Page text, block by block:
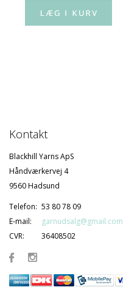
Kontakt
Blackhill Yarns ApS
Håndværkervej 4
9560 Hadsund
Telefon: 53 80 78 09
E-mail:
garnudsalg@gmail.com
CVR:
36408502